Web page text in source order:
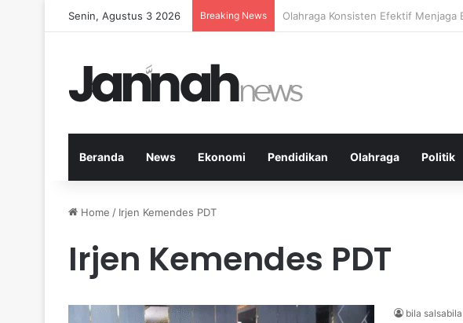
Senin, Agustus 3 2026 Breaking News 5 Buah Terbaik untuk Diet yang
Beranda News Ekonomi Pendidikan Olahraga Politik
Home / Irjen Kemendes PDT
Irjen Kemendes PDT
bila salsabila